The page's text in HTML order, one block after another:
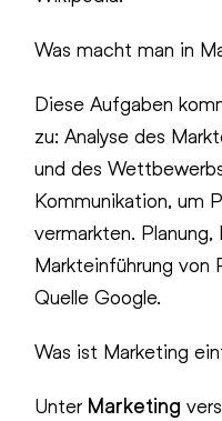
Was macht man in
Diese Aufgaben
zu: Analyse des
und des
Kommunikation, um
vermarkten.
Markteinführung von
Quelle Google.
Was ist Marketing
Unter Marketing